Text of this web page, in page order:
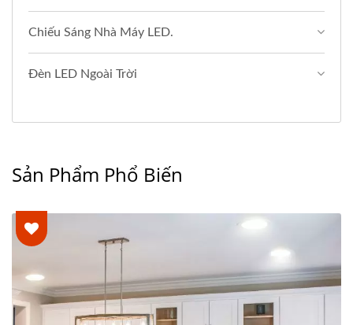
Chiếu Sáng Nhà Máy LED.
Đèn LED Ngoài Trời
Sản Phẩm Phổ Biến